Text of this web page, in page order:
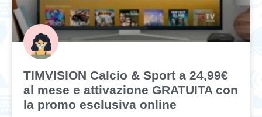
TIMVISION Calcio & Sport a 24,99€
al mese e attivazione GRATUITA con
la promo esclusiva online